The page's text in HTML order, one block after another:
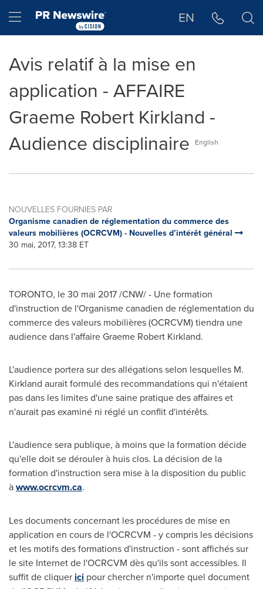
Hamburger menu EN
Avis relatif à la mise en
application - AFFAIRE
Graeme Robert Kirkland -
Audience disciplinaire
English
NOUVELLES FOURNIES PAR
Organisme canadien de réglementation du commerce des
valeurs mobilières (OCRCVM) - Nouvelles d’intérêt général
30 mai, 2017, 13:38 ET
TORONTO, le 30 mai 2017 /CNW/ - Une formation
d'instruction de l'Organisme canadien de réglementation du
commerce des valeurs mobilières (OCRCVM) tiendra une
audience dans l'affaireGraeme Robert Kirkland.
L'audience portera sur des allégations selon lesquelles M.
Kirkland aurait formulé des recommandations qui n'étaient
pas dans les limites d'une saine pratique des affaires et
n'aurait pas examiné ni réglé un conflit d'intérêts.
L'audience sera publique, à moins que la formation décide
qu'elle doit se dérouler à huis clos. La décision de la
formation d'instruction sera mise à la disposition du public
àwww.ocrcvm.ca.
Les documents concernant les procédures de mise en
application en cours de l'OCRCVM - y compris les décisions
et les motifs des formations d'instruction - sont affichés sur
le site Internet de l'OCRCVM dès qu'ils sont accessibles. Il
suffit de cliquer ici pour chercher n'importe quel document